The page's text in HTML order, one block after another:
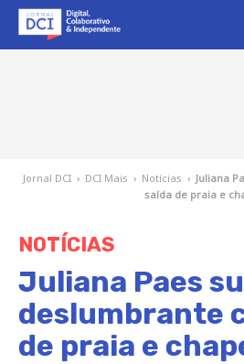
Jornal DCI › DCI Mais › Notícias › Juliana
saída de praia e
NOTÍCIAS
Juliana Paes
deslumbrante
de praia e